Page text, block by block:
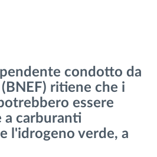
lavoro
cronotachigrafo
e monitoraggio
condotto da
ritiene che i
essere
a carburanti
l'idrogeno verde, a